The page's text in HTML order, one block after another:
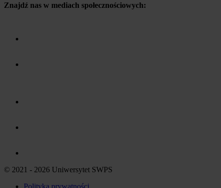
Znajdź nas w mediach społecznościowych:
© 2021 - 2026 Uniwersytet SWPS
Polityka prywatności